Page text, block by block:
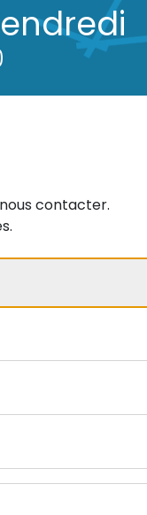
contacter.